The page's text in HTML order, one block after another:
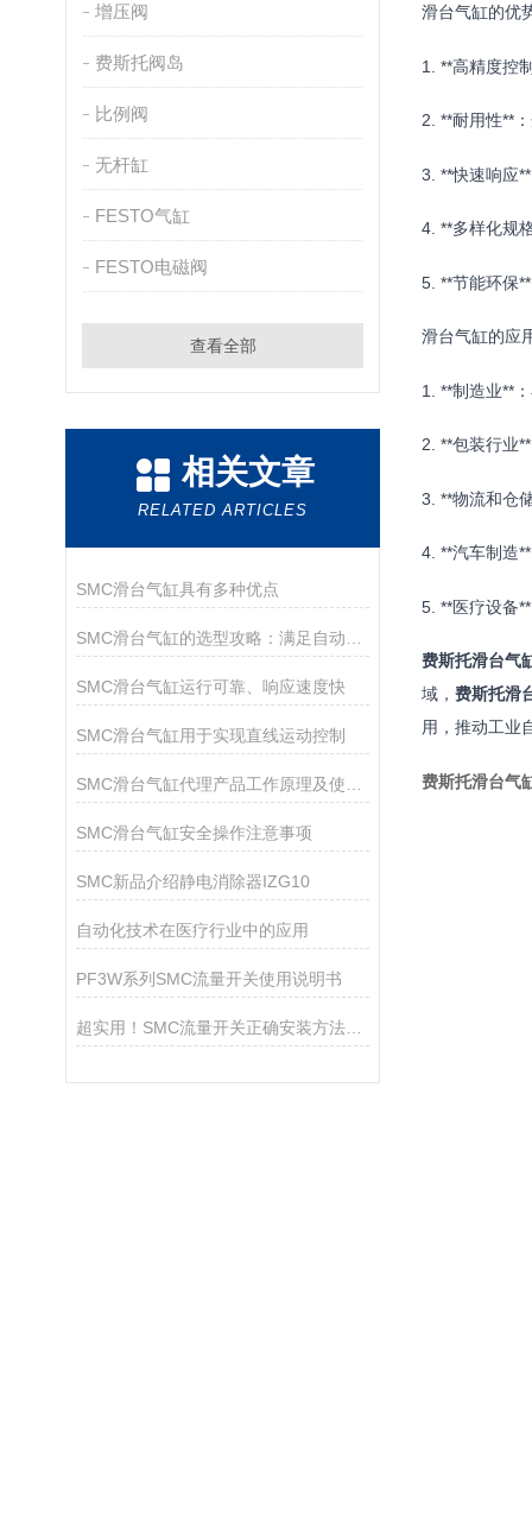
增压阀
费斯托阀岛
比例阀
无杆缸
FESTO气缸
FESTO电磁阀
查看全部
相关文章
RELATED ARTICLES
SMC滑台气缸具有多种优点
SMC滑台气缸运行可靠、响应速度快
SMC滑台气缸用于实现直线运动控制
SMC滑台气缸安全操作注意事项
SMC新品介绍静电消除器IZG10
自动化技术在医疗行业中的应用
PF3W系列SMC流量开关使用说明书
超实用！SMC流量开关正确安装方法全攻略
滑台气缸的优
1. **高精度控
2. **耐用性**：
3. **快速响应
4. **多样化规
5. **节能环保
滑台气缸的应
1. **制造业**
2. **包装行业
3. **物流和仓
4. **汽车制造
5. **医疗设备
费斯托滑台气
域， 费斯托滑
用，推动工业
费斯托滑台气